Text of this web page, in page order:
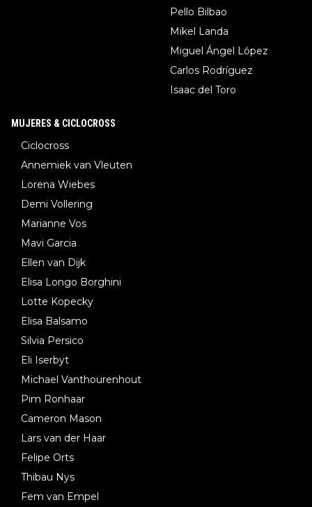
Pello Bilbao
Mikel Landa
Miguel Ángel López
Carlos Rodríguez
Isaac del Toro
MUJERES & CICLOCROSS
Ciclocross
Annemiek van Vleuten
Lorena Wiebes
Demi Vollering
Marianne Vos
Mavi Garcia
Ellen van Dijk
Elisa Longo Borghini
Lotte Kopecky
Elisa Balsamo
Silvia Persico
Eli Iserbyt
Michael Vanthourenhout
Pim Ronhaar
Cameron Mason
Lars van der Haar
Felipe Orts
Thibau Nys
Fem van Empel